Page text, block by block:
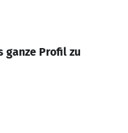
ganze Profil zu